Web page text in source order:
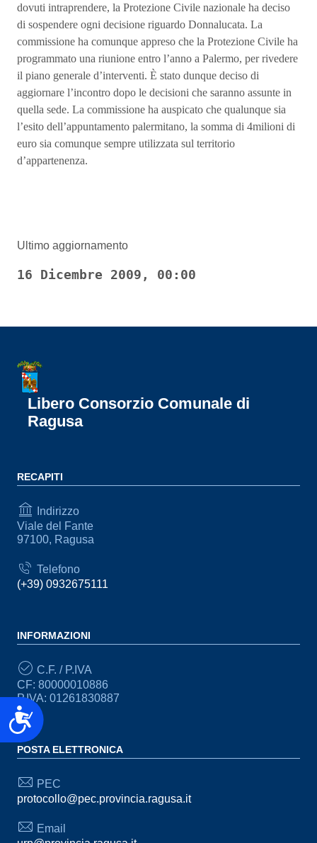
Accessibilità
dovuti intraprendere, la Protezione Civile nazionale ha deciso
di sospendere ogni decisione riguardo Donnalucata. La
commissione ha comunque appreso che la Protezione Civile ha
programmato una riunione entro l’anno a Palermo, per rivedere
il piano generale d’interventi. È stato dunque deciso di
aggiornare l’incontro dopo le decisioni che saranno assunte in
quella sede. La commissione ha auspicato che qualunque sia
l’esito dell’appuntamento palermitano, la somma di 4milioni di
euro sia comunque sempre utilizzata sul territorio
d’appartenenza.
Ultimo aggiornamento
16 Dicembre 2009, 00:00
Libero Consorzio Comunale di
Ragusa
RECAPITI
Indirizzo
Viale del Fante
97100, Ragusa
Telefono
(+39) 0932675111
INFORMAZIONI
C.F. / P.IVA
CF: 80000010886
P.IVA: 01261830887
POSTA ELETTRONICA
PEC
protocollo@pec.provincia.ragusa.it
Email